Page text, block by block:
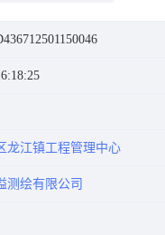
同公开
龙江镇工程管理中心
测绘有限公司